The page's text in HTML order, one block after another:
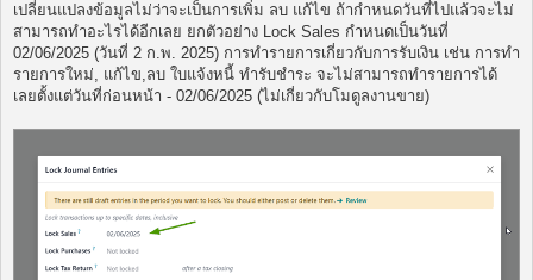
ต์
เปลี่ยนแปลงข้อมูลไม่ว่าจะเป็นการเพิ่ม ลบ แก้ไข ถ้ากำหนดวันที่ไปแล้วจะไม่
สามารถทำอะไรได้อีกเลย ยกตัวอย่าง Lock Sales กำหนดเป็นวันที่
02/06/2025 (วันที่ 2 ก.พ. 2025) การทำรายการเกี่ยวกับการรับเงิน เช่น การทำ
รายการใหม่, แก้ไข,ลบ ใบแจ้งหนี้ ทำรับชำระ จะไม่สามารถทำรายการได้
เลยตั้งแต่วันที่ก่อนหน้า - 02/06/2025 (ไม่เกี่ยวกับโมดูลงานขาย)